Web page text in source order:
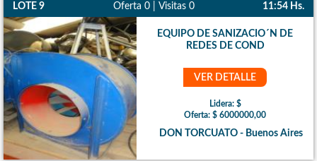
LOTE 9 Oferta 0 | Visitas 0 11:54 Hs.
EQUIPO DE SANIZACIO´N DE
REDES DE COND
VER DETALLE
Lidera: $
Oferta: $ 6000000,00
DON TORCUATO - Buenos Aires